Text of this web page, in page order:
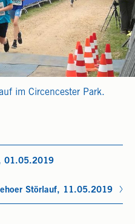
im Circencester Park.
01.05.2019
Störlauf, 11.05.2019